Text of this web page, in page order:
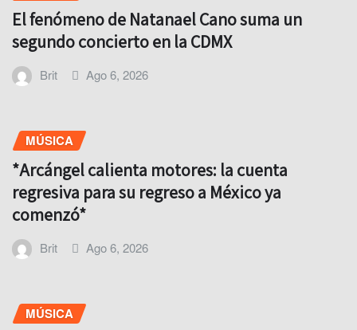
El fenómeno de Natanael Cano suma un
segundo concierto en la CDMX
Brit Ago 6, 2026
MÚSICA
*Arcángel calienta motores: la cuenta
regresiva para su regreso a México ya
comenzó*
Brit Ago 6, 2026
MÚSICA